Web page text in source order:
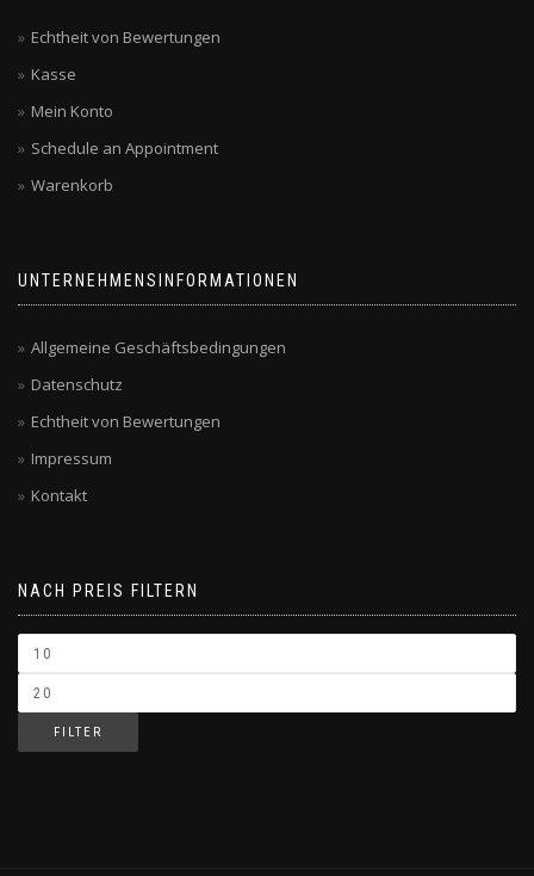
Echtheit von Bewertungen
Kasse
Mein Konto
Schedule an Appointment
Warenkorb
UNTERNEHMENSINFORMATIONEN
Allgemeine Geschäftsbedingungen
Datenschutz
Echtheit von Bewertungen
Impressum
Kontakt
NACH PREIS FILTERN
FILTER